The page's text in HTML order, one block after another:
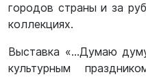
городов страны и за
коллекциях.
Выставка «…Думаю
культурным